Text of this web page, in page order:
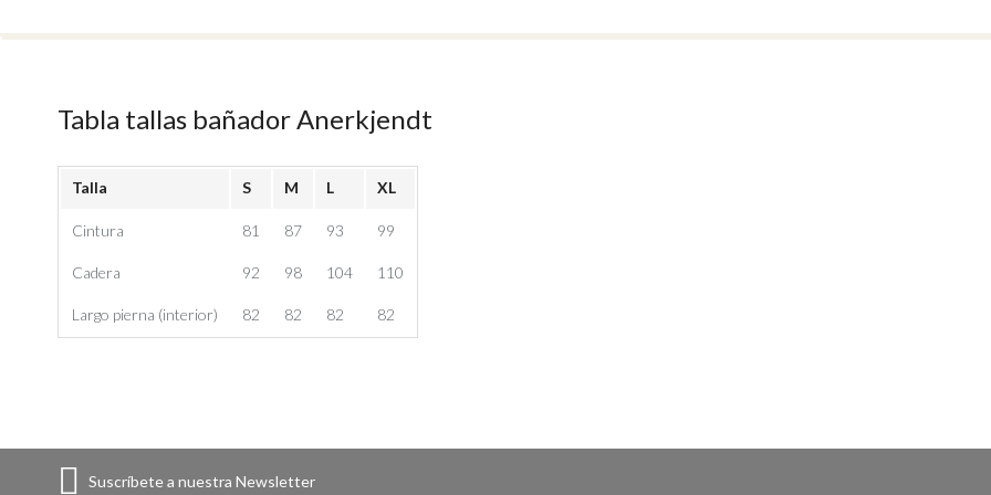
Tabla tallas bañador Anerkjendt
Talla S M L XL
Cintura 81 87 93 99
Cadera 92 98 104 110
Largo pierna (interior) 82 82 82 82
Suscríbete a nuestra Newsletter